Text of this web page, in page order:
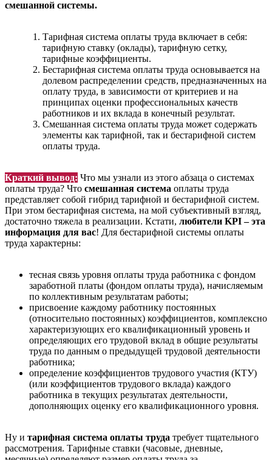
смешанной системы.
Тарифная система оплаты труда включает в себя:
тарифную ставку (оклады), тарифную сетку,
тарифные коэффициенты.
Бестарифная система оплаты труда основывается на
долевом распределении средств, предназначенных на
оплату труда, в зависимости от критериев и на
принципах оценки профессиональных качеств
работников и их вклада в конечный результат.
Смешанная система оплаты труда может содержать
элементы как тарифной, так и бестарифной систем
оплаты труда.
Краткий вывод: Что мы узнали из этого абзаца о системах
оплаты труда? Что смешанная система оплаты труда
представляет собой гибрид тарифной и бестарифной систем.
При этом бестарифная система, на мой субъективный взгляд,
достаточно тяжела в реализации. Кстати, любители KPI – эта
информация для вас! Для бестарифной системы оплаты
труда характерны:
тесная связь уровня оплаты труда работника с фондом
заработной платы (фондом оплаты труда), начисляемым
по коллективным результатам работы;
присвоение каждому работнику постоянных
(относительно постоянных) коэффициентов, комплексно
характеризующих его квалификационный уровень и
определяющих его трудовой вклад в общие результаты
труда по данным о предыдущей трудовой деятельности
работника;
определение коэффициентов трудового участия (КТУ)
(или коэффициентов трудового вклада) каждого
работника в текущих результатах деятельности,
дополняющих оценку его квалификационного уровня.
Ну и тарифная система оплаты труда требует тщательного
рассмотрения. Тарифные ставки (часовые, дневные,